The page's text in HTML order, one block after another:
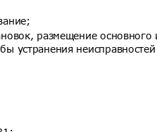
размещение основного
устранения неисправностей